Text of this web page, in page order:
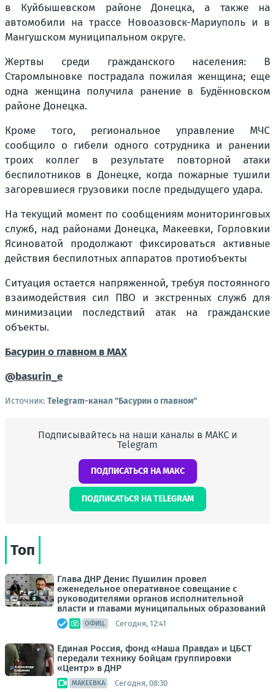
в Куйбышевском районе Донецка, а также на
автомобили на трассе Новоазовск-Мариуполь и в
Мангушском муниципальном округе.
Жертвы среди гражданского населения: В
Старомлыновке пострадала пожилая женщина; еще
одна женщина получила ранение в Будённовском
районе Донецка.
Кроме того, региональное управление МЧС
сообщило о гибели одного сотрудника и ранении
троих коллег в результате повторной атаки
беспилотников в Донецке, когда пожарные тушили
загоревшиеся грузовики после предыдущего удара.
На текущий момент по сообщениям мониторинговых
служб, над районами Донецка, Макеевки, Горловкии
Ясиноватой продолжают фиксироваться активные
действия беспилотных аппаратов протиобъекты
Ситуация остается напряженной, требуя постоянного
взаимодействия сил ПВО и экстренных служб для
минимизации последствий атак на гражданские
объекты.
Басурин о главном вМАX
@basurin_e
Источник: Telegram-канал "Басурин о главном"
Подписывайтесь на наши каналы в МАКС и
Telegram
ПОДПИСАТЬСЯ НА МАКС
ПОДПИСАТЬСЯ НА TELEGRAM
Топ
Глава ДНР Денис Пушилин провел
еженедельное оперативное совещание с
руководителями органов исполнительной
власти и главами муниципальных образований
ОФИЦ. Сегодня, 12:41
Единая Россия, фонд «Наша Правда» и ЦБСТ
передали технику бойцам группировки
«Центр» в ДНР
МАКЕЕВКА Сегодня, 08:30